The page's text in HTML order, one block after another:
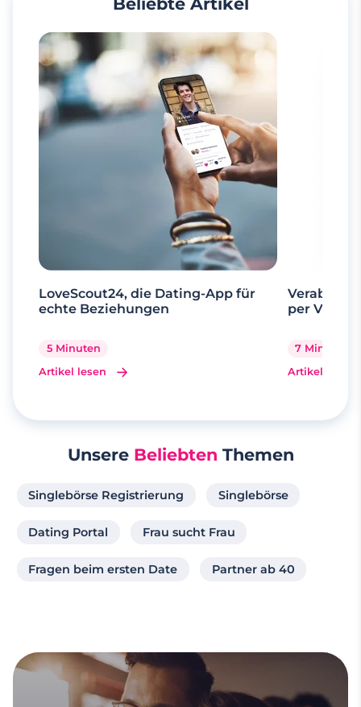
LoveScout24, die Dating-App für
echte Beziehungen
5 Minuten
Artikel lesen
per
7 Minuten
Artikel lesen
Unsere Beliebten Themen
Singlebörse Registrierung Singlebörse
Dating Portal Frau sucht Frau
Fragen beim ersten Date Partner ab 40